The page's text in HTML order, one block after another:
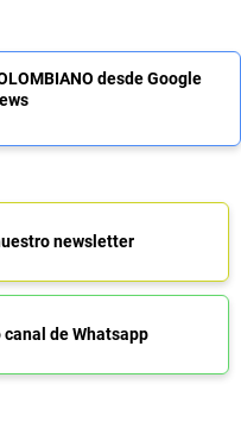
desde Google
newsletter
de Whatsapp